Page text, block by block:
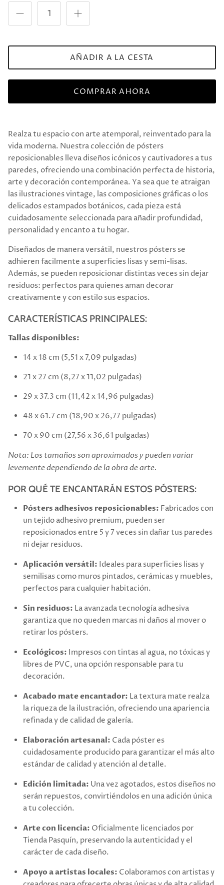
AÑADIR A LA CESTA
COMPRAR AHORA
Realza tu espacio con arte atemporal, reinventado para la
vida moderna. Nuestra colección de pósters
reposicionables lleva diseños icónicos y cautivadores a tus
paredes, ofreciendo una combinación perfecta de historia,
arte y decoración contemporánea. Ya sea que te atraigan
las ilustraciones vintage, las composiciones gráficas o los
delicados estampados botánicos, cada pieza está
cuidadosamente seleccionada para añadir profundidad,
personalidad y encanto a tu hogar.
Diseñados de manera versátil, nuestros pósters se
adhieren facilmente a superficies lisas y semi-lisas.
Además, se pueden reposicionar distintas veces sin dejar
residuos: perfectos para quienes aman decorar
creativamente y con estilo sus espacios.
CARACTERÍSTICAS PRINCIPALES:
Tallas disponibles:
14 x 18 cm (5,51 x 7,09 pulgadas)
21 x 27 cm (8,27 x 11,02 pulgadas)
29 x 37.3 cm (11,42 x 14,96 pulgadas)
48 x 61.7 cm (18,90 x 26,77 pulgadas)
70 x 90 cm (27,56 x 36,61 pulgadas)
Nota: Los tamaños son aproximados y pueden variar
levemente dependiendo de la obra de arte.
POR QUÉ TE ENCANTARÁN ESTOS PÓSTERS:
Pósters adhesivos reposicionables: Fabricados con
un tejido adhesivo premium, pueden ser
reposicionados entre 5 y 7 veces sin dañar tus paredes
ni dejar residuos.
Aplicación versátil: Ideales para superficies lisas y
semilisas como muros pintados, cerámicas y muebles,
perfectos para cualquier habitación.
Sin residuos: La avanzada tecnología adhesiva
garantiza que no queden marcas ni daños al mover o
retirar los pósters.
Ecológicos: Impresos con tintas al agua, no tóxicas y
libres de PVC, una opción responsable para tu
decoración.
Acabado mate encantador: La textura mate realza
la riqueza de la ilustración, ofreciendo una apariencia
refinada y de calidad de galería.
Elaboración artesanal: Cada póster es
cuidadosamente producido para garantizar el más alto
estándar de calidad y atención al detalle.
Edición limitada: Una vez agotados, estos diseños no
serán repuestos, convirtiéndolos en una adición única
a tu colección.
Arte con licencia: Oficialmente licenciados por
Tienda Pasquín, preservando la autenticidad y el
carácter de cada diseño.
Apoyo a artistas locales: Colaboramos con artistas y